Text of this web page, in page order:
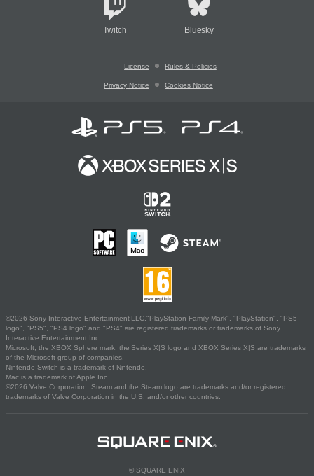
Twitch Bluesky
License Rules & Policies
Privacy Notice Cookies Notice
©2026 Sony Interactive Entertainment LLC."PlayStation Family Mark", "PlayStation", "PS5
logo", "PS5", "PS4 logo" and "PS4" are registered trademarks or trademarks of Sony
Interactive Entertainment Inc.
Microsoft, the XBOX Sphere mark, the Series X|S logo and XBOX Series X|S are trademarks
of the Microsoft group of companies.
Nintendo Switch is a trademark of Nintendo.
Mac is a trademark of Apple Inc.
©2026 Valve Corporation. Steam and the Steam logo are trademarks and/or registered
trademarks of Valve Corporation in the U.S. and/or other countries.
© SQUARE ENIX